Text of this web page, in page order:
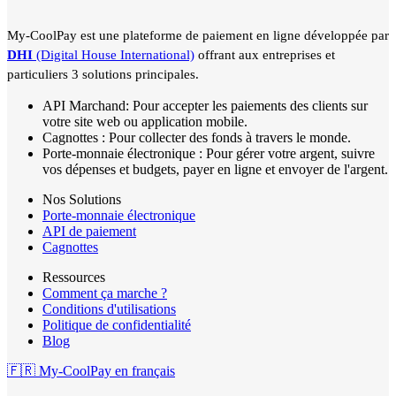
My-CoolPay est une plateforme de paiement en ligne développée par
DHI (Digital House International) offrant aux entreprises et
particuliers 3 solutions principales.
API Marchand: Pour accepter les paiements des clients sur
votre site web ou application mobile.
Cagnottes : Pour collecter des fonds à travers le monde.
Porte-monnaie électronique : Pour gérer votre argent, suivre
vos dépenses et budgets, payer en ligne et envoyer de l'argent.
Nos Solutions
Porte-monnaie électronique
API de paiement
Cagnottes
Ressources
Comment ça marche ?
Conditions d'utilisations
Politique de confidentialité
Blog
🇫🇷 My-CoolPay en français